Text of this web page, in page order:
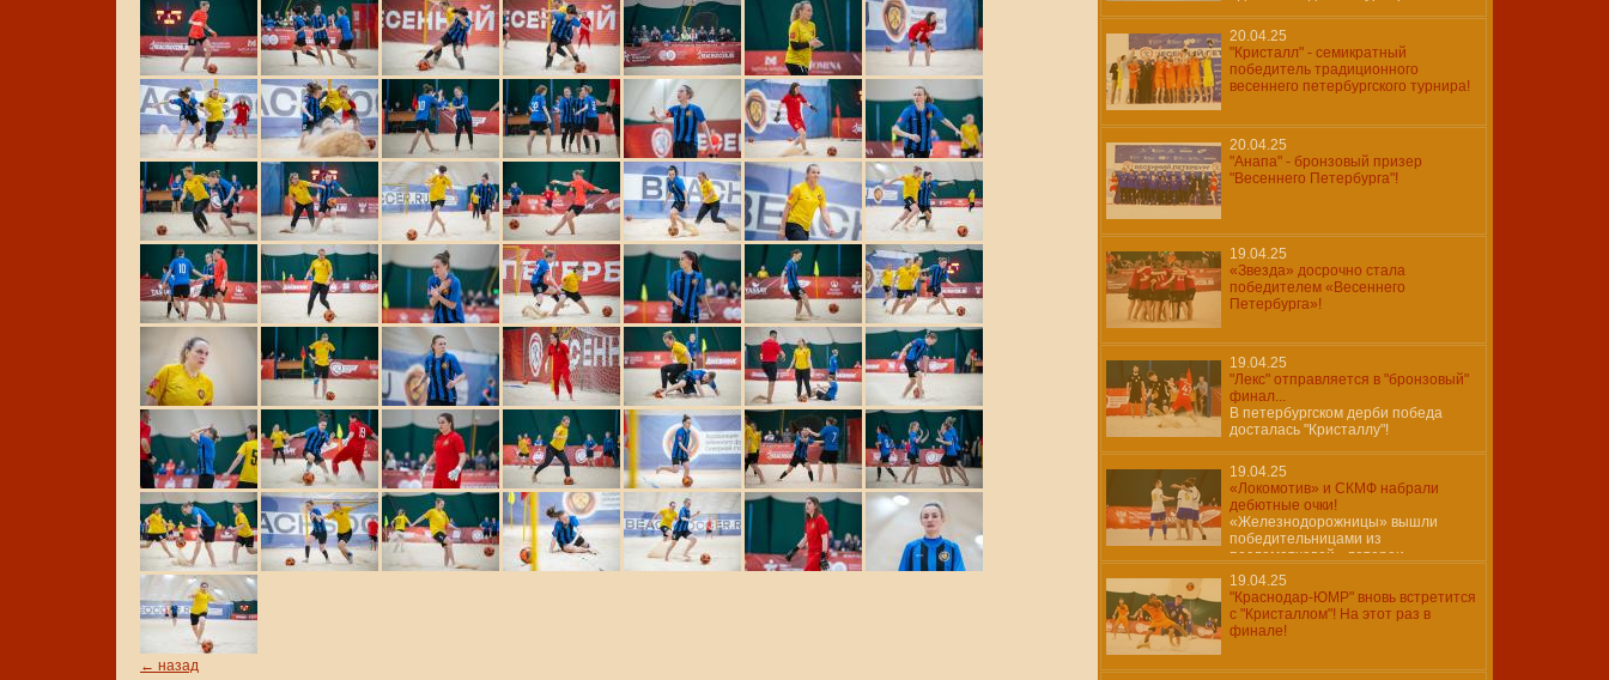
← назад
20.04.25
"Кристалл" - семикратный
победитель традиционного
весеннего петербургского турнира!
20.04.25
"Анапа" - бронзовый призер
"Весеннего Петербурга"!
19.04.25
«Звезда» досрочно стала
победителем «Весеннего
Петербурга»!
19.04.25
"Лекс" отправляется в "бронзовый"
финал...
В петербургском дерби победа
досталась "Кристаллу"!
19.04.25
«Локомотив» и СКМФ набрали
дебютные очки!
«Железнодорожницы» вышли
победительницами из
послематчевой «лотереи»…
19.04.25
"Краснодар-ЮМР" вновь встретится
с "Кристаллом"! На этот раз в
финале!